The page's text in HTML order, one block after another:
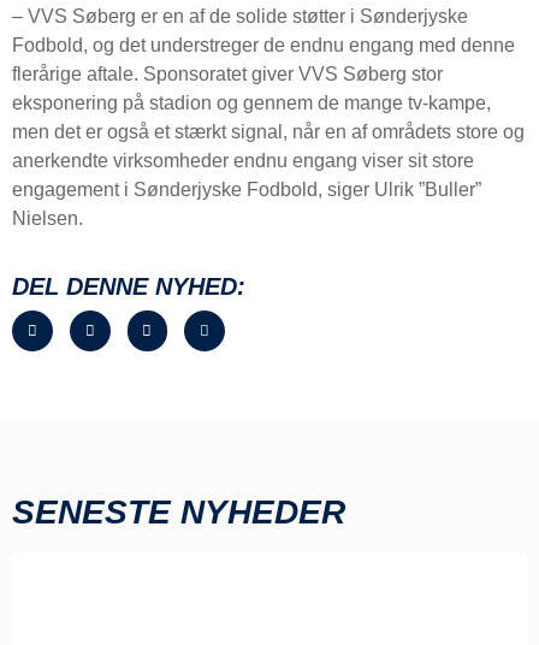
– VVS Søberg er en af de solide støtter i Sønderjyske
Fodbold, og det understreger de endnu engang med denne
flerårige aftale. Sponsoratet giver VVS Søberg stor
eksponering på stadion og gennem de mange tv-kampe,
men det er også et stærkt signal, når en af områdets store og
anerkendte virksomheder endnu engang viser sit store
engagement i Sønderjyske Fodbold, siger Ulrik ”Buller”
Nielsen.
DEL DENNE NYHED:
SENESTE NYHEDER